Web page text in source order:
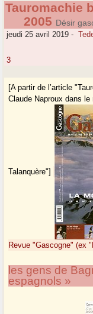
Tauromachie
2005 Désir
jeudi 25 avril 2019 -
3
[A partir de l’article
Claude Naproux dans
Talanquère"]
Revue "Gascogne" (ex
les gens de
espagnols »